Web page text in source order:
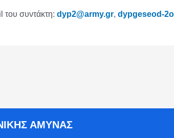
του συντάκτη: dyp2@army.gr, dypgeseod-
ΑΜΥΝΑΣ